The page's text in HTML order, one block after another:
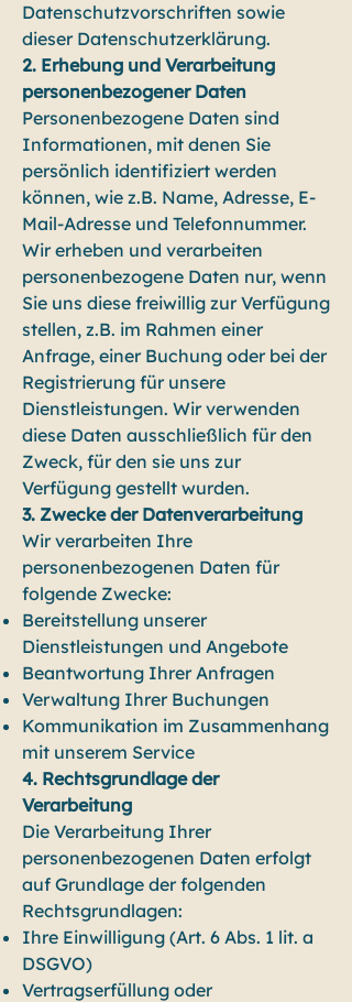
Datenschutzvorschriften sowie
dieser Datenschutzerklärung.
2. Erhebung und Verarbeitung
personenbezogener Daten
Personenbezogene Daten sind
Informationen, mit denen Sie
persönlich identifiziert werden
können, wie z.B. Name, Adresse, E-
Mail-Adresse und Telefonnummer.
Wir erheben und verarbeiten
personenbezogene Daten nur, wenn
Sie uns diese freiwillig zur Verfügung
stellen, z.B. im Rahmen einer
Anfrage, einer Buchung oder bei der
Registrierung für unsere
Dienstleistungen. Wir verwenden
diese Daten ausschließlich für den
Zweck, für den sie uns zur
Verfügung gestellt wurden.
3. Zwecke der Datenverarbeitung
Wir verarbeiten Ihre
personenbezogenen Daten für
folgende Zwecke:
Bereitstellung unserer
Dienstleistungen und Angebote
Beantwortung Ihrer Anfragen
Verwaltung Ihrer Buchungen
Kommunikation im Zusammenhang
mit unserem Service
4. Rechtsgrundlage der
Verarbeitung
Die Verarbeitung Ihrer
personenbezogenen Daten erfolgt
auf Grundlage der folgenden
Rechtsgrundlagen:
Ihre Einwilligung (Art. 6 Abs. 1 lit. a
DSGVO)
Vertragserfüllung oder